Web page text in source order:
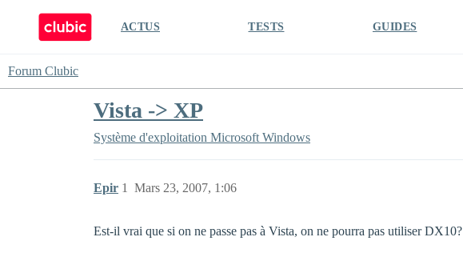
ACTUS TESTS GUIDES
Forum Clubic
Vista -> XP
Système d'exploitation Microsoft Windows
Epir Mars 23, 2007, 1:06
1
Est-il vrai que si on ne passe pas à Vista, on ne pourra pas utiliser DX10?